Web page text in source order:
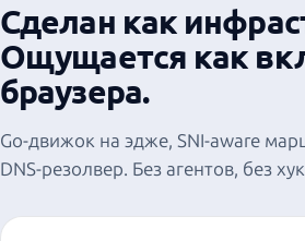
Сделан как
Ощущается как
браузера.
Go-движок на эдже, SNI-aware
DNS-резолвер. Без агентов, без